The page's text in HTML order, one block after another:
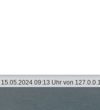
15.05.2024 09:13 Uhr von 127.0.0.1